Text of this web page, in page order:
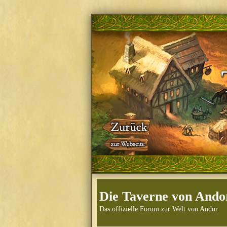
Die Taverne von
Das offizielle Forum zur Welt von Andor